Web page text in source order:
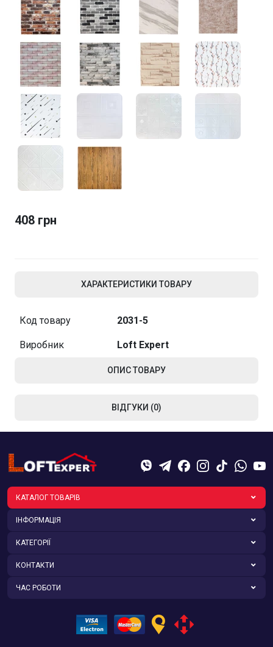
408 грн
ХАРАКТЕРИСТИКИ ТОВАРУ
Код товару 2031-5
Виробник Loft Expert
ОПИС ТОВАРУ
ВІДГУКИ (0)
КАТАЛОГ ТОВАРІВ
ІНФОРМАЦІЯ
КАТЕГОРІЇ
КОНТАКТИ
ЧАС РОБОТИ